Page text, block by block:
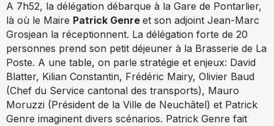
A 7h52, la délégation débarque à la Gare de Pontarlier,
là où le Maire Patrick Genre et son adjoint Jean-Marc
Grosjean la réceptionnent. La délégation forte de 20
personnes prend son petit déjeuner à la Brasserie de La
Poste. A une table, on parle stratégie et enjeux: David
Blatter, Kilian Constantin, Frédéric Mairy, Olivier Baud
(Chef du Service cantonal des transports), Mauro
Moruzzi (Président de la Ville de Neuchâtel) et Patrick
Genre imaginent divers scénarios. Patrick Genre fait